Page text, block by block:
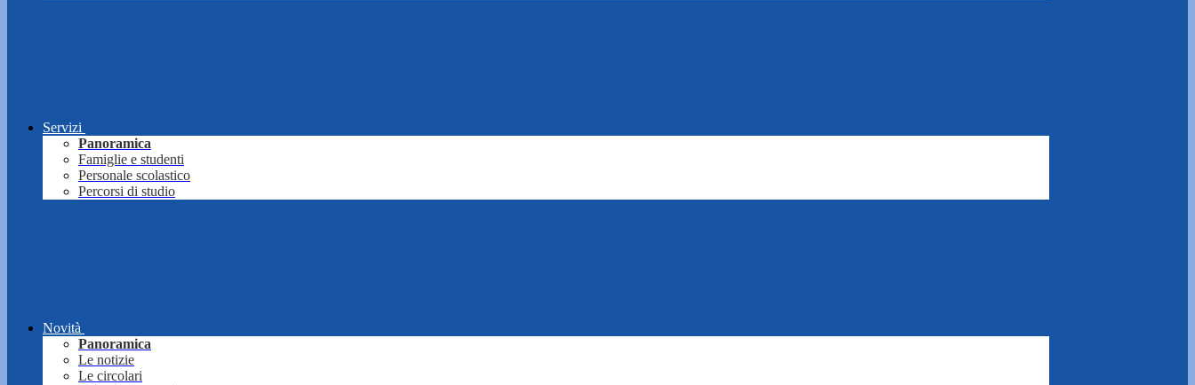
Servizi
Panoramica
Famiglie e studenti
Personale scolastico
Percorsi di studio
Novità
Panoramica
Le notizie
Le circolari